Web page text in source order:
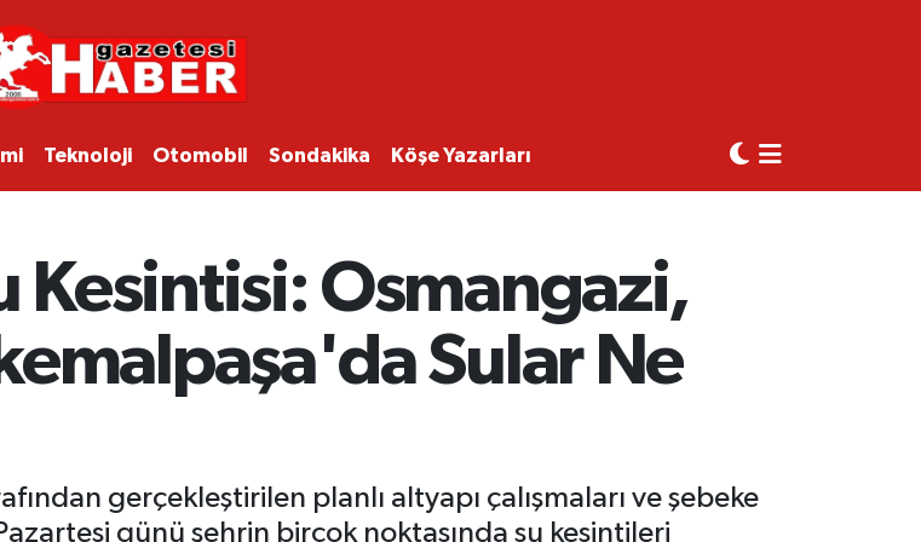
Teknoloji Otomobil Sondakika Köşe Yazarları
Kesintisi: Osmangazi,
Sular Ne
gerçekleştirilen planlı altyapı çalışmaları ve şebeke
günü şehrin birçok noktasında su kesintileri